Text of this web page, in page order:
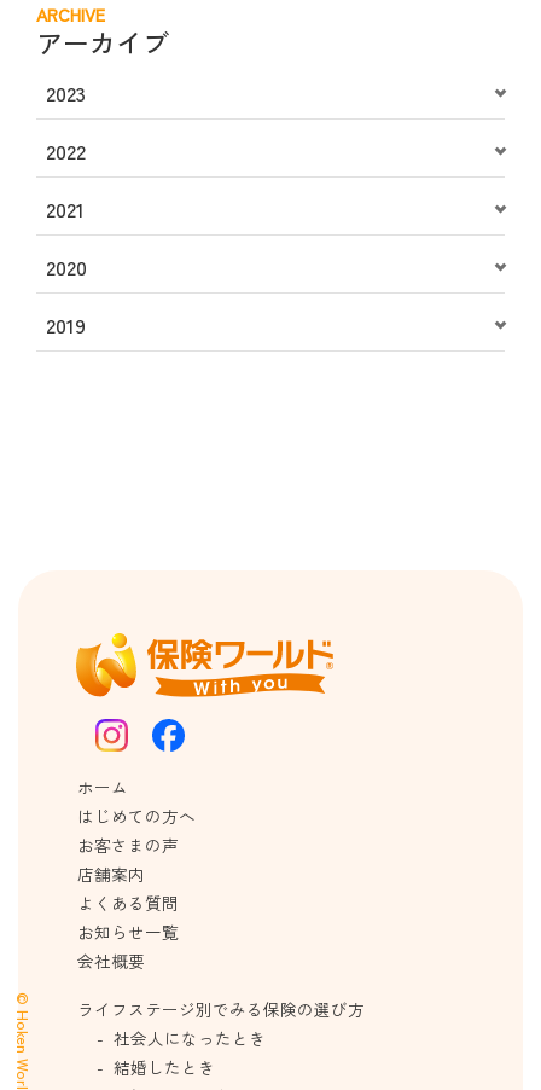
ARCHIVE
アーカイブ
2023
2022
2021
2020
2019
ホーム
はじめての方へ
お客さまの声
店舗案内
よくある質問
お知らせ一覧
会社概要
ライフステージ別でみる保険の選び方
社会人になったとき
結婚したとき
© Hoken World